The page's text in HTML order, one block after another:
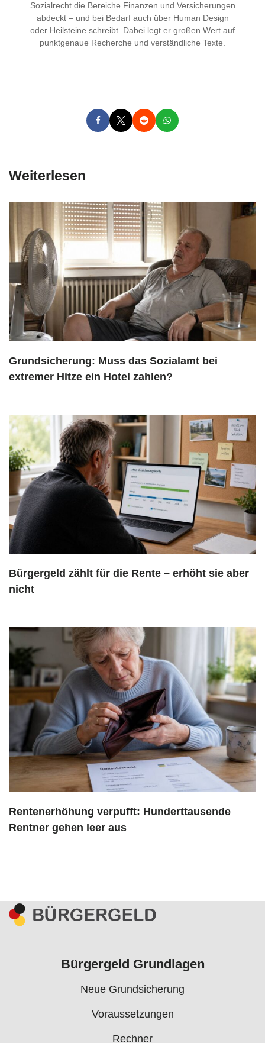
Sozialrecht die Bereiche Finanzen und Versicherungen
abdeckt – und bei Bedarf auch über Human Design
oder Heilsteine schreibt. Dabei legt er großen Wert auf
punktgenaue Recherche und verständliche Texte.
Weiterlesen
Grundsicherung: Muss das Sozialamt bei
extremer Hitze ein Hotel zahlen?
Bürgergeld zählt für die Rente – erhöht sie aber
nicht
Rentenerhöhung verpufft: Hunderttausende
Rentner gehen leer aus
Bürgergeld Grundlagen
Neue Grundsicherung
Voraussetzungen
Rechner